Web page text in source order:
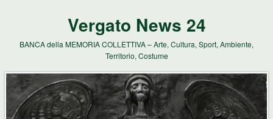
Vergato News 24
BANCA della MEMORIA COLLETTIVA – Arte, Cultura, Sport, Ambiente,
Territorio, Costume